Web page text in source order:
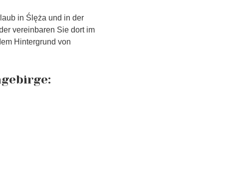
in Ślęża und in der
vereinbaren Sie dort im
Hintergrund von